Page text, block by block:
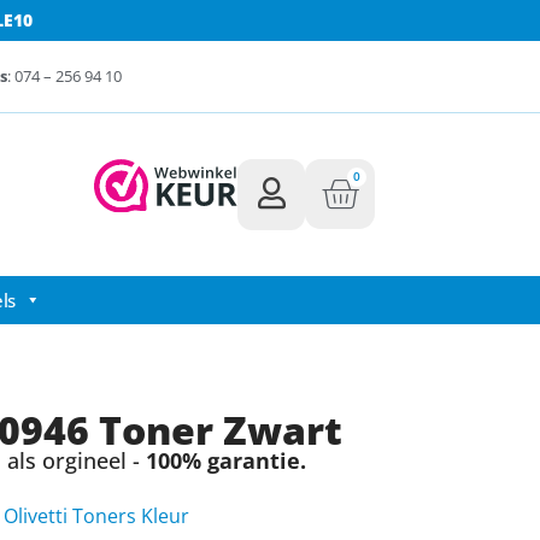
: 074 – 256 94 10
0
Toner Zwart
orgineel - 100% garantie.
Olivetti Toners Kleur